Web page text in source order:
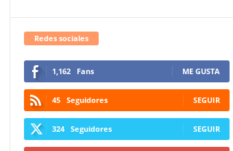
Redes sociales
1,162 Fans ME GUSTA
45 Seguidores SEGUIR
324 Seguidores SEGUIR